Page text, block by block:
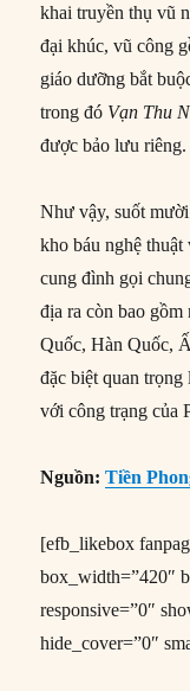
khai truyền thụ vũ
đại khúc, vũ công
giáo dưỡng bắt
trong đó Vạn Thu
được bảo lưu riêng.
Như vậy, suốt
kho báu nghệ
cung đình gọi
địa ra còn bao
Quốc, Hàn Quốc,
đặc biệt quan
với công trạng của
Nguồn:Tiền
[efb_likebox
box_width=”420″
responsive=”0″
hide_cover=”0″